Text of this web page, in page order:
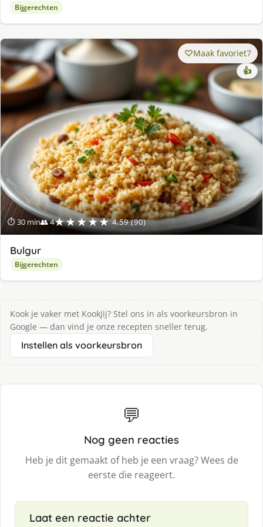
Bijgerechten
⏱ 30 min👥 4★★★★★ 4.59 (90)
Maak favoriet7
👍
Bulgur
Bijgerechten
Kook je vaker met KookJij? Stel ons in als voorkeursbron in
Google — dan vind je onze recepten sneller terug.
Instellen als voorkeursbron
💬
Nog geen reacties
Heb je dit gemaakt of heb je een vraag? Wees de
eerste die reageert.
Laat een reactie achter